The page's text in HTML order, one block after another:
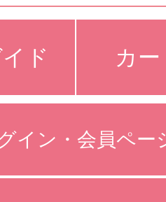
ド カ
イン・会員ペー